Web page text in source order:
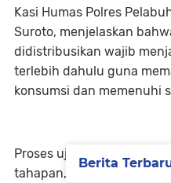
Kasi Humas Polres
Suroto, menjelaskan
didistribusikan wajib
terlebih dahulu guna
konsumsi dan memenuhi
Proses uji laboratorium
tahapan, di antaranya
Berita